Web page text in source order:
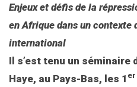
Enjeux et défis de la
en Afrique dans un contexte
international
Il s’est tenu un séminaire
Haye, au Pays-Bas, les 1 er